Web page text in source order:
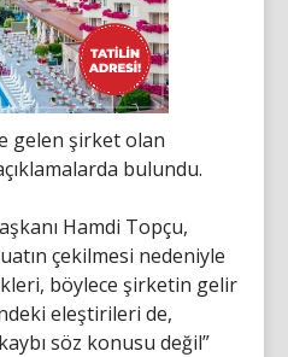
gelen şirket olan
bulundu.
Hamdi Topçu,
çekilmesi nedeniyle
böylece şirketin gelir
eleştirileri de,
söz konusu değil”